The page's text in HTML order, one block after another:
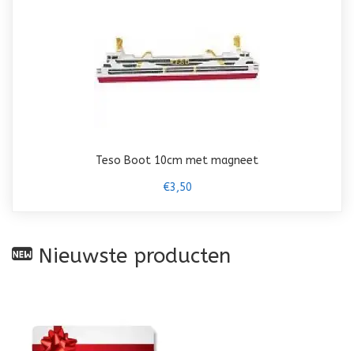
Teso Boot 10cm met magneet
€3,50
Nieuwste producten